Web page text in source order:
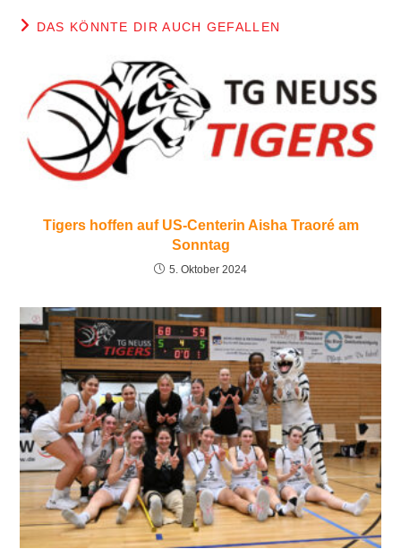
DAS KÖNNTE DIR AUCH GEFALLEN
Tigers hoffen auf US-Centerin Aisha Traoré am
Sonntag
5. Oktober 2024